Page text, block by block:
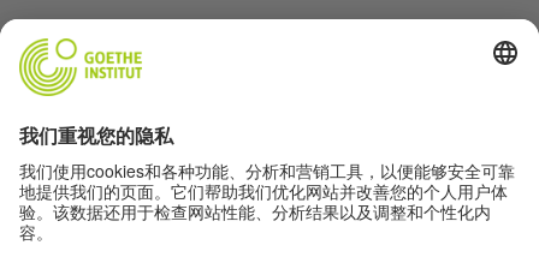
免费练习德语
歌德学院的德语课程
隐私与无障碍